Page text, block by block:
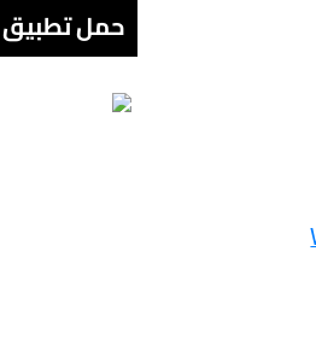
حمل تطبيق